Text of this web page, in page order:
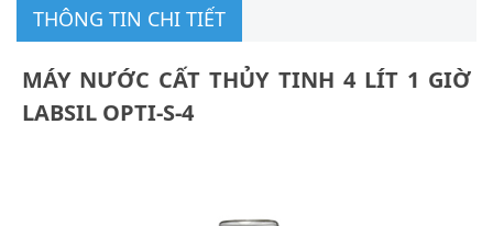
THÔNG TIN CHI TIẾT
MÁY NƯỚC CẤT THỦY TINH 4 LÍT 1 GIỜ
LABSIL OPTI-S-4